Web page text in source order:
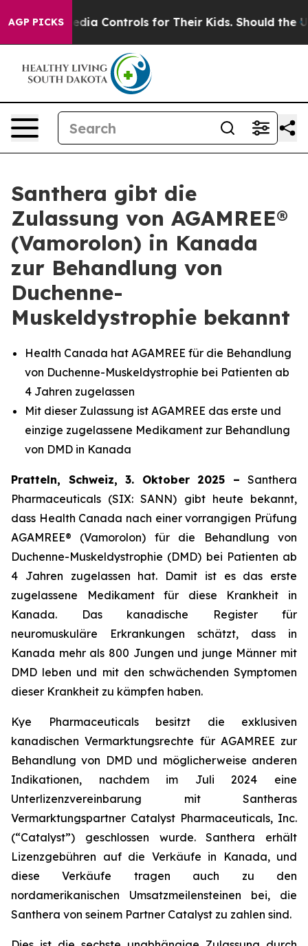
AGP PICKS
Media Controls for Their Kids. Should the US?
Santhera gibt die
Zulassung von AGAMREE®
(Vamorolon) in Kanada
zur Behandlung von
Duchenne-
Muskeldystrophie bekannt
Health Canada hat AGAMREE für die Behandlung
von Duchenne-Muskeldystrophie bei Patienten ab
4 Jahren zugelassen
Mit dieser Zulassung ist AGAMREE das erste und
einzige zugelassene Medikament zur Behandlung
von DMD in Kanada
Pratteln, Schweiz, 3. Oktober 2025 – Santhera
Pharmaceuticals (SIX: SANN) gibt heute bekannt,
dass Health Canada nach einer vorrangigen Prüfung
AGAMREE® (Vamorolon) für die Behandlung von
Duchenne-Muskeldystrophie (DMD) bei Patienten ab
4 Jahren zugelassen hat. Damit ist es das erste
zugelassene Medikament für diese Krankheit in
Kanada. Das kanadische Register für
neuromuskuläre Erkrankungen schätzt, dass in
Kanada mehr als 800 Jungen und junge Männer mit
DMD leben und mit den schwächenden Symptomen
dieser Krankheit zu kämpfen haben.
Kye Pharmaceuticals besitzt die exklusiven
kanadischen Vermarktungsrechte für AGAMREE zur
Behandlung von DMD und möglicherweise anderen
Indikationen, nachdem im Juli 2024 eine
Unterlizenzvereinbarung mit Santheras
Vermarktungspartner Catalyst Pharmaceuticals, Inc.
(“Catalyst”) geschlossen wurde. Santhera erhält
Lizenzgebühren auf die Verkäufe in Kanada, und
diese Verkäufe tragen auch zu den
nordamerikanischen Umsatzmeilensteinen bei, die
Santhera von seinem Partner Catalyst zu zahlen sind.